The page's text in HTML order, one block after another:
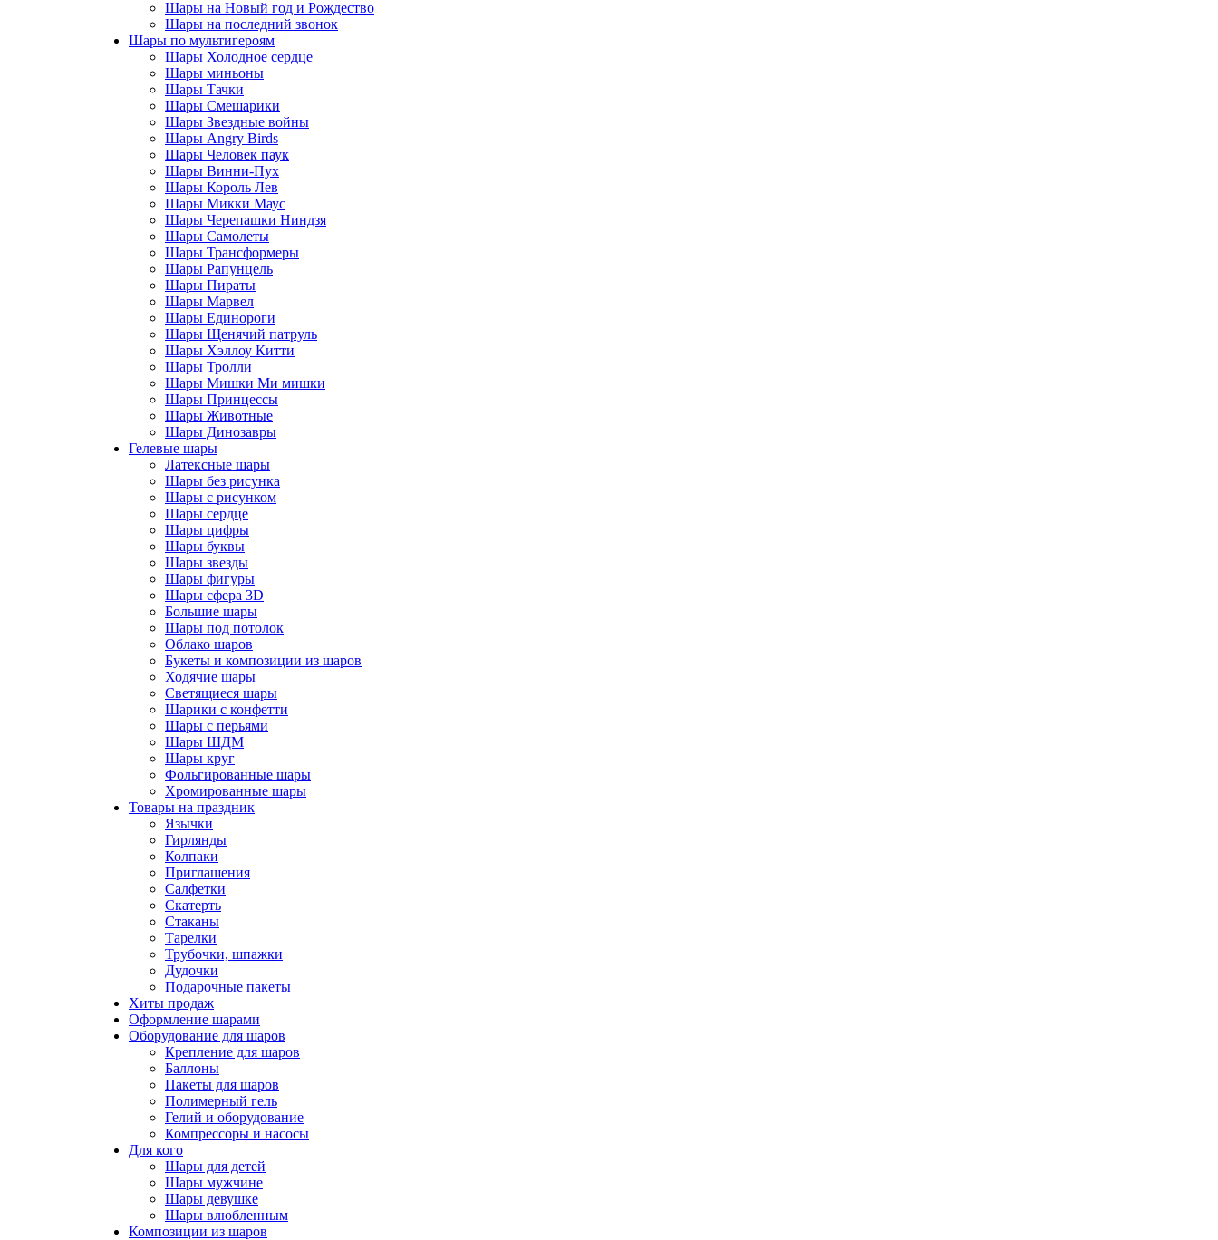
Шары на Новый год и Рождество
Шары на последний звонок
Шары по мультигероям
Шары Холодное сердце
Шары миньоны
Шары Тачки
Шары Смешарики
Шары Звездные войны
Шары Angry Birds
Шары Человек паук
Шары Винни-Пух
Шары Король Лев
Шары Микки Маус
Шары Черепашки Ниндзя
Шары Самолеты
Шары Трансформеры
Шары Рапунцель
Шары Пираты
Шары Марвел
Шары Единороги
Шары Щенячий патруль
Шары Хэллоу Китти
Шары Тролли
Шары Мишки Ми мишки
Шары Принцессы
Шары Животные
Шары Динозавры
Гелевые шары
Латексные шары
Шары без рисунка
Шары с рисунком
Шары сердце
Шары цифры
Шары буквы
Шары звезды
Шары фигуры
Шары сфера 3D
Большие шары
Шары под потолок
Облако шаров
Букеты и композиции из шаров
Ходячие шары
Светящиеся шары
Шарики с конфетти
Шары с перьями
Шары ШДМ
Шары круг
Фольгированные шары
Хромированные шары
Товары на праздник
Язычки
Гирлянды
Колпаки
Приглашения
Салфетки
Скатерть
Стаканы
Тарелки
Трубочки, шпажки
Дудочки
Подарочные пакеты
Хиты продаж
Оформление шарами
Оборудование для шаров
Крепление для шаров
Баллоны
Пакеты для шаров
Полимерный гель
Гелий и оборудование
Компрессоры и насосы
Для кого
Шары для детей
Шары мужчине
Шары девушке
Шары влюбленным
Композиции из шаров